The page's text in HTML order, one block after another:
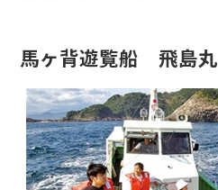
馬ヶ背遊覧船 飛島丸